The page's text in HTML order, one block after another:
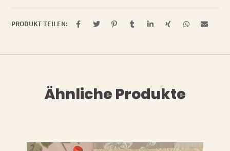
PRODUKT TEILEN:
Ähnliche Produkte